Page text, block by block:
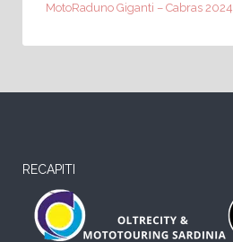
MotoRaduno Giganti – Cabras 2024
RECAPITI